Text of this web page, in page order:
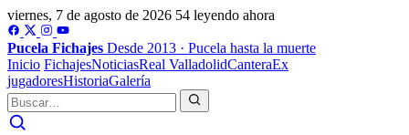
viernes, 7 de agosto de 2026 54 leyendo ahora
Pucela Fichajes Desde 2013 · Pucela hasta la muerte
Inicio FichajesNoticiasReal ValladolidCanteraEx
jugadoresHistoriaGalería